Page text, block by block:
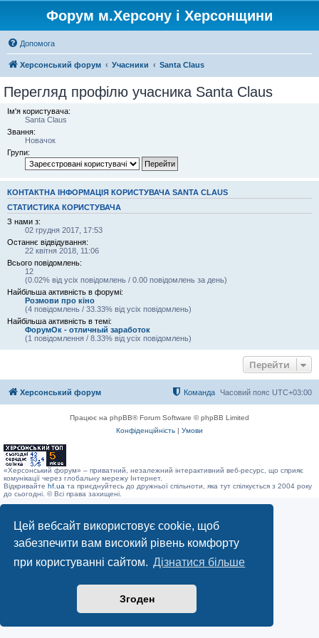
Цей вебсайт використовує cookie, щоб
забезпечити вам високий рівень комфорту
при користуванні сайтом. Дізнатися більше
Згоден
Форум м.Херсону і Херсонщини
Допомога
Херсонський форум Учасники Santa Claus
Перегляд профілю учасника Santa Claus
Ім'я користувача:
Santa Claus
Звання:
Новачок
Групи:
КОНТАКТНА ІНФОРМАЦІЯ КОРИСТУВАЧА SANTA CLAUS
СТАТИСТИКА КОРИСТУВАЧА
З нами з:
02 грудня 2017, 17:53
Останнє відвідування:
22 квітня 2018, 11:06
Всього повідомлень:
12
(0.02% від усіх повідомлень / 0.00 повідомлень за день)
Найбільша активність в форумі:
Розмови про кіно
(4 повідомлень / 33.33% від усіх повідомлень)
Найбільша активність в темі:
ФорумОк - отличный заработок
(1 повідомлення / 8.33% від усіх повідомлень)
Перейти
Херсонський форум Часовий пояс UTC+03:00
Команда
Працює на phpBB® Forum Software © phpBB Limited
Конфіденційність | Умови
«Херсонський форум» – приватний, незалежний інтерактивний веб-ресурс, що сприяє
комунікації через глобальну мережу Інтернет.
Відкривайте hf.ua та приєднуйтесь до дружньої спільноти, яка тут спілкується з 2004 року
до сьогодні. © Всі права захищені.